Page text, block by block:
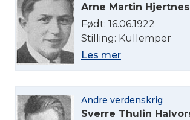
Arne Martin Hjertnes
Født: 16.06.1922
Stilling: Kullemper
Les mer
Andre verdenskrig
Sverre Thulin